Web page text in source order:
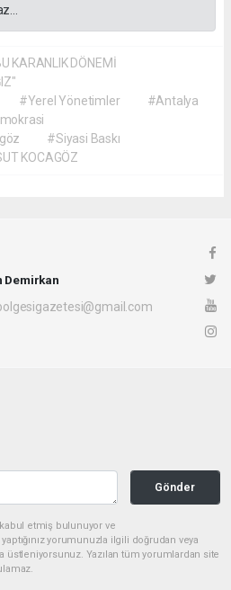
KARANLIK DÖNEMİ
#Yerel Yönetimler
#Antalya
#Siyasi Baskı
KOCAGÖZ
Demirkan
Gönder
kabul etmiş bulunuyor ve
yorumunuzla ilgili doğrudan veya
üstleniyorsunuz. Yazılan tüm yorumlardan site